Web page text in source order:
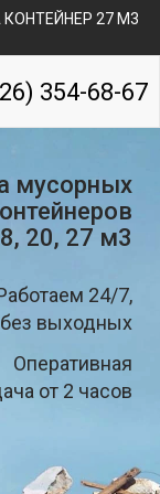
27 М3
354-68-67
мусорных
20, 27 м3
24/7,
без выходных
Оперативная
от 2 часов